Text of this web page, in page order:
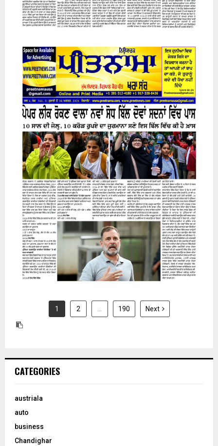
31 July 2026
1 2 … 190 Next
CATEGORIES
austriala
auto
business
Chandighar